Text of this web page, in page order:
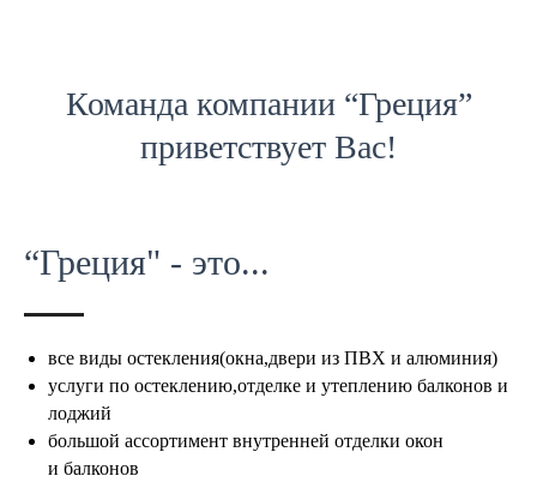
Команда компании “Греция”
приветствует Вас!
“Греция" - это...
все виды остекления(окна,двери из ПВХ и алюминия)
услуги по остеклению,отделке и утеплению балконов и
лоджий
большой ассортимент внутренней отделки окон
и балконов